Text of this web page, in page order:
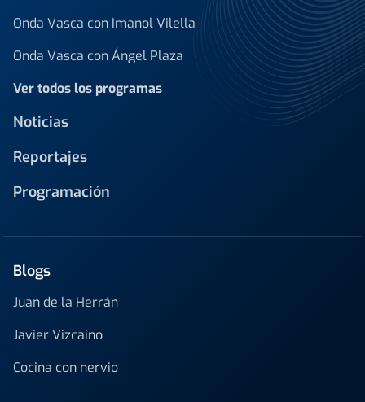
Onda Vasca con Imanol Vilella
Onda Vasca con Ángel Plaza
Ver todos los programas
Noticias
Reportajes
Programación
Blogs
Juan de la Herrán
Javier Vizcaino
Cocina con nervio